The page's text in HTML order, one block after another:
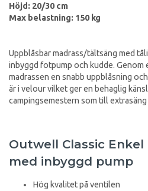
Höjd: 20/30 cm
Max belastning: 150 kg
Uppblåsbar madrass/tältsäng med
inbyggd fotpump och kudde.
madrassen en snabb uppblåsning
är i velour vilket ger en behaglig
campingsemestern som till extrasäng
Outwell Classic
med inbyggd pump
Hög kvalitet på ventilen